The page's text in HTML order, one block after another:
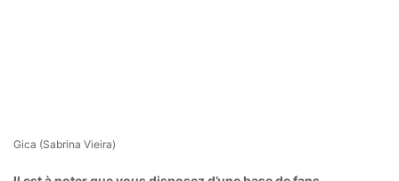
Gica (Sabrina Vieira)